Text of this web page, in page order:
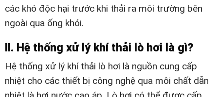
các khó độc hại trước khi thải ra môi trường bên
ngoài qua ống khói.
II. Hệ thống xử lý khí thải lò hơi là gì?
Hệ thống xử lý khí thải lò hơi là nguồn cung cấp
nhiệt cho các thiết bị công nghệ qua môi chất dẫn